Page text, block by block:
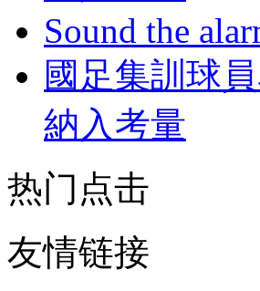
Sound the
國足集訓球
納入考量
热门点击
友情链接